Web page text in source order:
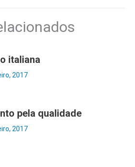
italiana
2017
pela qualidade
2017